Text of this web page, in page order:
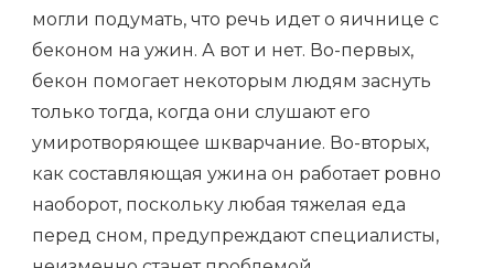
могли подумать, что речь идет о яичнице с
беконом на ужин. А вот и нет. Во-первых,
бекон помогает некоторым людям заснуть
только тогда, когда они слушают его
умиротворяющее шкварчание. Во-вторых,
как составляющая ужина он работает ровно
наоборот, поскольку любая тяжелая еда
перед сном, предупреждают специалисты,